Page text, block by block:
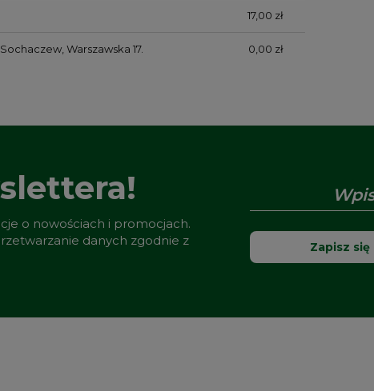
17,00 zł
Warszawska 17. 0,00 zł
o nowościach i promocjach.
danych zgodnie z
Zapisz się